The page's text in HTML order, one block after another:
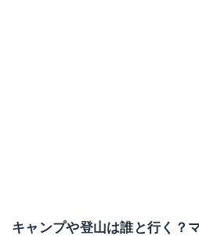
Yahoo!ショッピングで見る
キャンプや登山は誰と行く？